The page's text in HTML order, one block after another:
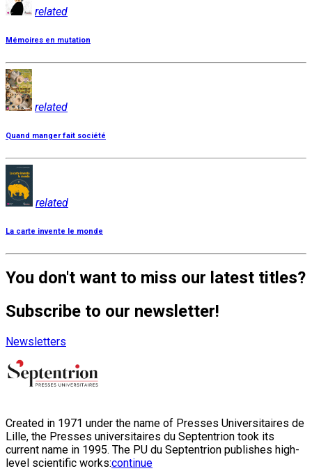
related
Mémoires en mutation
related
Quand manger fait société
related
La carte invente le monde
You don't want to miss our latest titles?
Subscribe to our newsletter!
Newsletters
Created in 1971 under the name of Presses Universitaires de
Lille, the Presses universitaires du Septentrion took its
current name in 1995. The PU du Septentrion publishes high-
level scientific works:continue